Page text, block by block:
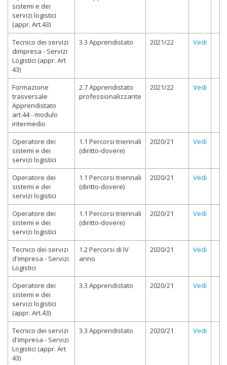
sistemi e dei
servizi logistici
(appr. Art.43)
Tecnico dei servizi
dimpresa - Servizi
Logistici (appr. Art
43)
3.3 Apprendistato 2021/22 Vedi
Formazione
trasversale
Apprendistato
art.44 - modulo
intermedio
2.7 Apprendistato
professionalizzante
2021/22 Vedi
Operatore dei
sistemi e dei
servizi logistici
1.1 Percorsi triennali
(diritto-dovere)
2020/21 Vedi
Operatore dei
sistemi e dei
servizi logistici
1.1 Percorsi triennali
(diritto-dovere)
2020/21 Vedi
Operatore dei
sistemi e dei
servizi logistici
1.1 Percorsi triennali
(diritto-dovere)
2020/21 Vedi
Tecnico dei servizi
d'impresa - Servizi
Logistici
1.2 Percorsi di IV
anno
2020/21 Vedi
Operatore dei
sistemi e dei
servizi logistici
(appr. Art.43)
3.3 Apprendistato 2020/21 Vedi
Tecnico dei servizi
d'impresa - Servizi
Logistici (appr. Art
43)
3.3 Apprendistato 2020/21 Vedi